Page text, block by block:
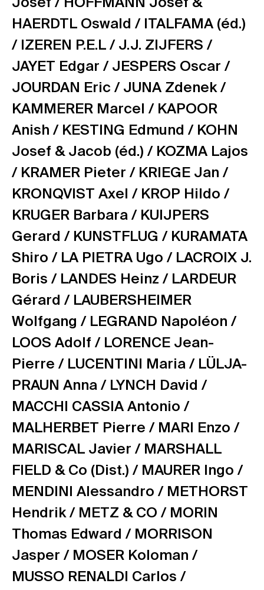
HAERDTL Oswald / ITALFAMA (éd.)
/ IZEREN P.E.L / J.J. ZIJFERS /
JAYET Edgar / JESPERS Oscar /
JOURDAN Eric / JUNA Zdenek /
KAMMERER Marcel / KAPOOR
Anish / KESTING Edmund / KOHN
Josef & Jacob (éd.) / KOZMA Lajos
/ KRAMER Pieter / KRIEGE Jan /
KRONQVIST Axel / KROP Hildo /
KRUGER Barbara / KUIJPERS
Gerard / KUNSTFLUG / KURAMATA
Shiro / LA PIETRA Ugo / LACROIX J.
Boris / LANDES Heinz / LARDEUR
Gérard / LAUBERSHEIMER
Wolfgang / LEGRAND Napoléon /
LOOS Adolf / LORENCE Jean-
Pierre / LUCENTINI Maria / LÜLJA-
PRAUN Anna / LYNCH David /
MACCHI CASSIA Antonio /
MALHERBET Pierre / MARI Enzo /
MARISCAL Javier / MARSHALL
FIELD & Co (Dist.) / MAURER Ingo /
MENDINI Alessandro / METHORST
Hendrik / METZ & CO / MORIN
Thomas Edward / MORRISON
Jasper / MOSER Koloman /
MUSSO RENALDI Carlos /